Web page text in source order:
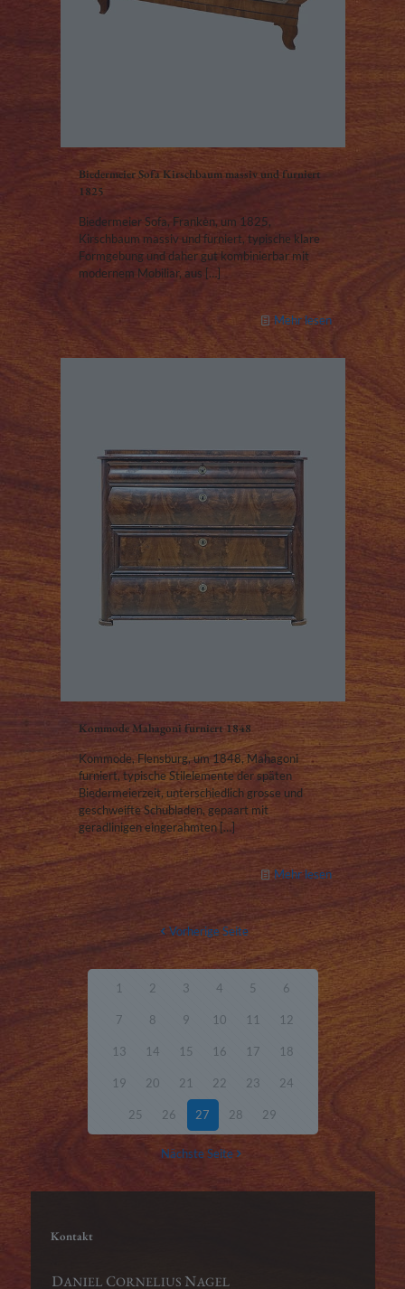
Biedermeier Sofa Kirschbaum massiv und furniert
1825
Biedermeier Sofa, Franken, um 1825,
Kirschbaum massiv und furniert, typische klare
Formgebung und daher gut kombinierbar mit
modernem Mobiliar, aus […]
Mehr lesen
Kommode Mahagoni furniert 1848
Kommode, Flensburg, um 1848, Mahagoni
furniert, typische Stilelemente der späten
Biedermeierzeit, unterschiedlich grosse und
geschweifte Schubladen, gepaart mit
geradlinigen eingerahmten[…]
Mehr lesen
Vorherige Seite
1 2 3 4 5 6
7 8 9 10 11 12
13 14 15 16 17 18
19 20 21 22 23 24
25 26 27 28 29
Nächste Seite
Kontakt